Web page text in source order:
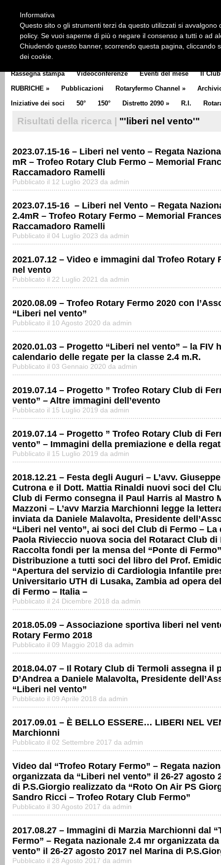
CLUB COMMUNICATOR
Rassegna stampa Videoconferenze Eventi del mese Il Club
RUBRICHE » Pubblicazioni Rotaryfermo Channel »
Iniziative dei soci
50° 150° Distretto 2090 » R.I.
Risultati della ricerca | "'liberi nel vento'"
2023.07.15-16 – Liberi nel vento – Regata
mR – Trofeo Rotary Club Fermo – Memorial
Raccamadoro Ramelli
Pubblicato il 12 Luglio 2023 da admin
2023.07.15-16 – Liberi nel Vento – Regata
2.4mR – Trofeo Rotary Fermo – Memorial
Raccamadoro Ramelli
Pubblicato il 04 Luglio 2023 da admin
2021.07.12 – Video e immagini dal Trofeo Rotary
nel vento
Pubblicato il 22 Luglio 2021 da admin
2020.08.09 – Trofeo Rotary Fermo 2020 con
“Liberi nel vento”
Pubblicato il 10 Agosto 2020 da admin
2020.01.03 – Progetto “Liberi nel vento” – la FIV
calendario delle regate per la classe 2.4 m.R.
Pubblicato il 03 Gennaio 2020 da admin
2019.07.14 – Progetto ” Trofeo Rotary Club di
vento” – Altre immagini dell’evento
Pubblicato il 15 Luglio 2019 da admin
2019.07.14 – Progetto ” Trofeo Rotary Club di
vento” – Immagini della premiazione e della
Pubblicato il 15 Luglio 2019 da admin
2018.12.21 – Festa degli Auguri – L’avv.
Cutrona e il Dott. Mattia Rinaldi nuovi soci del
Club di Fermo consegna il Paul Harris al Mastro
Mazzoni – L’avv Marzia Marchionni legge la
inviata da Daniele Malavolta, Presidente
“Liberi nel vento”, ai soci del Club di Fermo – La
Paola Rivieccio nuova socia del Rotaract Club di
Raccolta fondi per la mensa del “Ponte di
Distribuzione a tutti soci del libro del Prof.
“Apertura del servizio di Cardiologia Infantile
Universitario UTH di Lusaka, Zambia ad opera
di Fermo – Italia –
Pubblicato il 24 Dicembre 2018 da admin
2018.05.09 – Associazione sportiva liberi nel
Rotary Fermo 2018
Pubblicato il 09 Maggio 2018 da admin
2018.04.07 – Il Rotary Club di Termoli assegna il
D’Andrea a Daniele Malavolta, Presidente
“Liberi nel vento”
Pubblicato il 09 Aprile 2018 da admin
2017.09.01 – È BELLO ESSERE… LIBERI NEL
Marchionni
Pubblicato il 02 Settembre 2017 da admin
Video dal “Trofeo Rotary Fermo” – Regata
organizzata da “Liberi nel vento” il 26-27 agosto
di P.S.Giorgio realizzato da “Roto On Air PS
Sandro Ricci – Trofeo Rotary Club Fermo”
Pubblicato il 30 Agosto 2017 da admin
2017.08.27 – Immagini di Marzia Marchionni dal
Fermo” – Regata nazionale 2.4 mr organizzata
vento” il 26-27 agosto 2017 nel Marina di
Pubblicato il 28 Agosto 2017 da admin
Informativa
Questo sito o gli strumenti terzi da questo utilizzati si
policy. Se vuoi saperne di più o negare il consenso a tutti o ad
Chiudendo questo banner, scorrendo questa pagina, cliccando
dei cookie.